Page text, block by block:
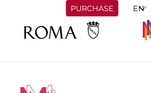
PURCHASE